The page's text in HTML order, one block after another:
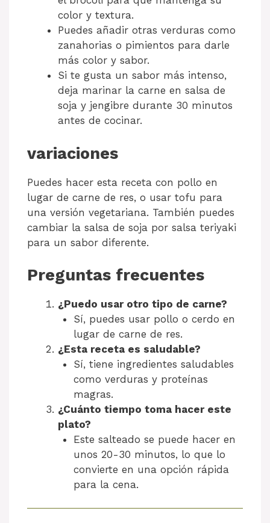
color y textura.
Puedes añadir otras verduras como
zanahorias o pimientos para darle
más color y sabor.
Si te gusta un sabor más intenso,
deja marinar la carne en salsa de
soja y jengibre durante 30 minutos
antes de cocinar.
variaciones
Puedes hacer esta receta con pollo en
lugar de carne de res, o usar tofu para
una versión vegetariana. También puedes
cambiar la salsa de soja por salsa teriyaki
para un sabor diferente.
Preguntas frecuentes
¿Puedo usar otro tipo de carne?
Sí, puedes usar pollo o cerdo en
lugar de carne de res.
¿Esta receta es saludable?
Sí, tiene ingredientes saludables
como verduras y proteínas
magras.
¿Cuánto tiempo toma hacer este
plato?
Este salteado se puede hacer en
unos 20-30 minutos, lo que lo
convierte en una opción rápida
para la cena.